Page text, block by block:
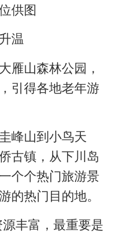
供图
温
雁山森林公园，
引得各地老年游
峰山到小鸟天
古镇，从下川岛
个个热门旅游景
的热门目的地。
丰富，最重要是